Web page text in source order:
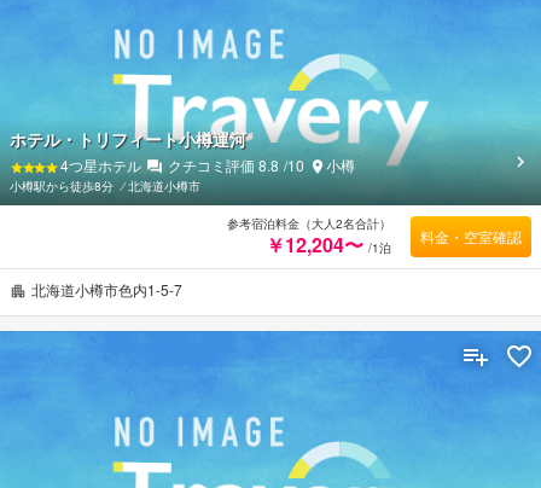
北海道小樽市色内1-5-7
ホテル・トリフィート小樽運河
4つ星ホテル クチコミ評価8.8 /10 小樽
小樽駅から徒歩8分 ⁄北海道小樽市
参考宿泊料金（大人2名合計）
￥12,204〜 /1泊
料金・空室確認